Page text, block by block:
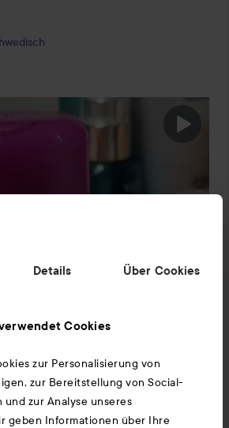
Details Über Cookies
Cookies
zur Personalisierung von
zur Bereitstellung von Social-
zur Analyse unseres
geben Informationen über Ihre